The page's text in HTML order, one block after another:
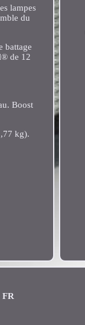
lampes
du
battage
de 12
Boost
kg).
FR